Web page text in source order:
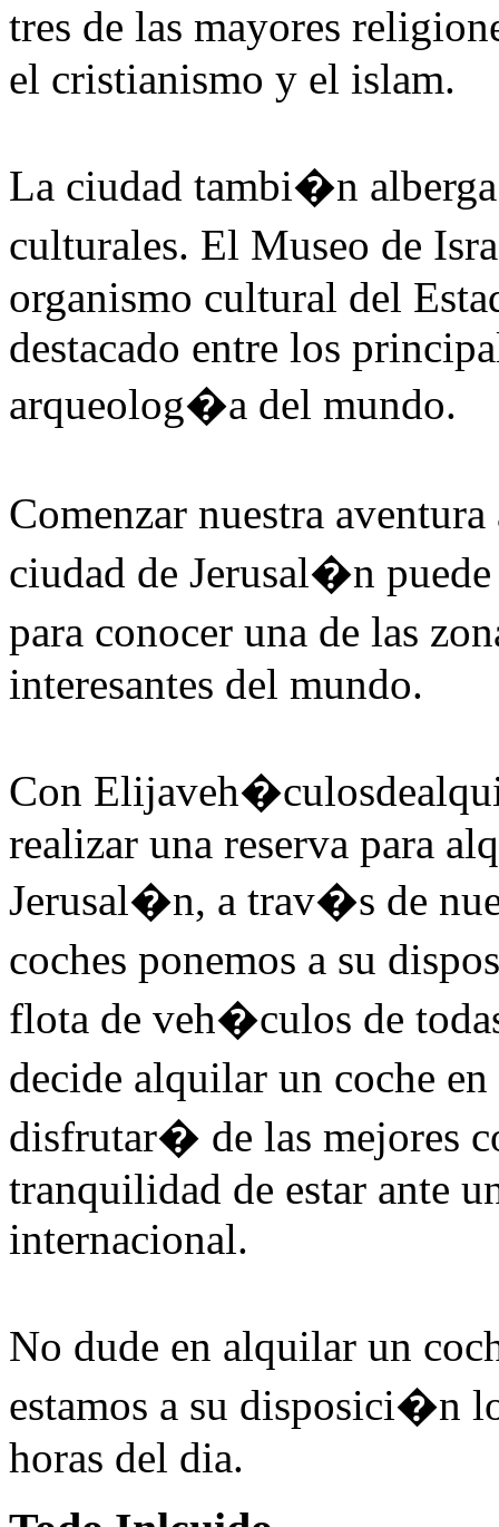
tres de las mayores
el cristianismo y el islam.
La ciudad tambi�n
culturales. El Museo de
organismo cultural del
destacado entre los
arqueolog�a del mundo.
Comenzar nuestra
ciudad de Jerusal�n
para conocer una de las
interesantes del mundo.
Con
realizar una reserva para
Jerusal�n, a trav�s de
coches ponemos a su
flota de veh�culos de
decide alquilar un coche
disfrutar� de las mejores
tranquilidad de estar ante
internacional.
No dude en alquilar un
estamos a su disposici�n
horas del dia.